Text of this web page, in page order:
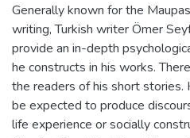
Generally known for the
writing, Turkish writer Ömer
provide an in-depth
he constructs in his works.
the readers of his short stories.
be expected to produce
life experience or socially